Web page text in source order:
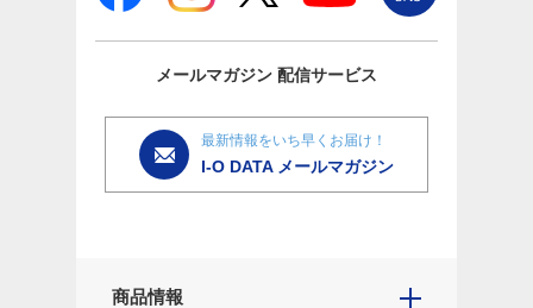
メールマガジン 配信サービス
最新情報をいち早くお届け！
I-O DATA メールマガジン
商品情報